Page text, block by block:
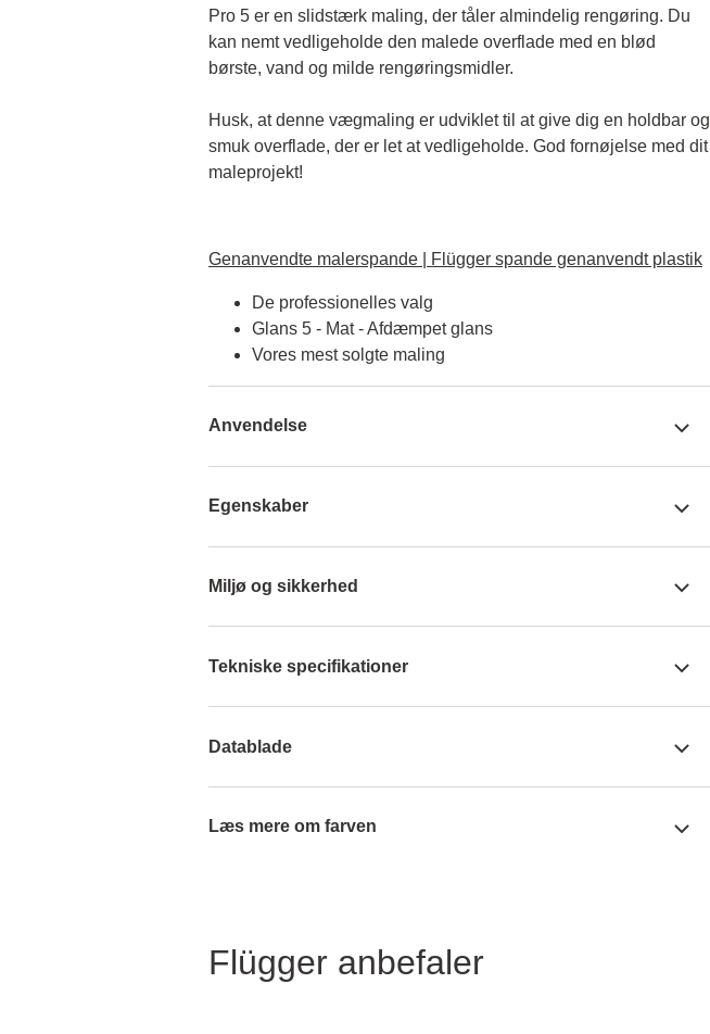
Pro 5 er en slidstærk maling, der tåler almindelig rengøring. Du
kan nemt vedligeholde den malede overflade med en blød
børste, vand og milde rengøringsmidler.
Husk, at denne vægmaling er udviklet til at give dig en holdbar og
smuk overflade, der er let at vedligeholde. God fornøjelse med dit
maleprojekt!
Genanvendte malerspande | Flügger spande genanvendt plastik
De professionelles valg
Glans 5 - Mat - Afdæmpet glans
Vores mest solgte maling
Anvendelse
Egenskaber
Miljø og sikkerhed
Tekniske specifikationer
Datablade
Læs mere om farven
Flügger anbefaler